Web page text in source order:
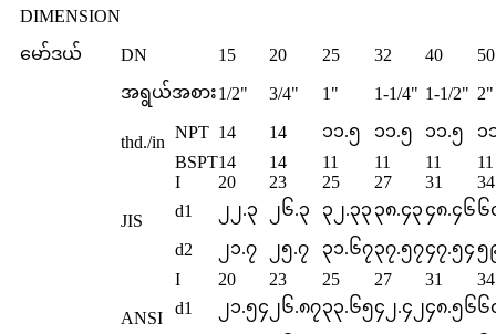
DIMENSION
မော်ဒယ်
DN 15 20 25 32 40
50
အရွယ်အစား1/2" 3/4" 1" 1-1/4" 1-1/2" 2"
thd./in
NPT 14 14 ၁၁.၅ ၁၁.၅ ၁၁.၅
၁
BSPT14 14 11 11 11 11
JIS
I 20 23 25 27 31
34
d1
၂၂.၃ ၂၆.၃ ၃၂.၃၃ ၃၈.၄၃၄၈.၄၆၆
d2 ၂၁.၇ ၂၅.၇ ၃၁.၆၇၃၇.၅၇၄၇.၅၄ ၅
ANSI
I 20 23 25 27 31
34
d1
၂၁.၅၄ ၂၆.၈၇၃၃.၆၅၄၂.၄၂၄၈.၅၆၆